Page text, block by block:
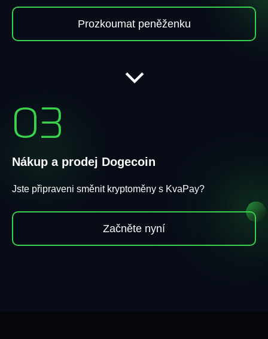
Prozkoumat peněženku
03
Nákup a prodej Dogecoin
Jste připraveni směnit kryptoměny s KvaPay?
Začněte nyní